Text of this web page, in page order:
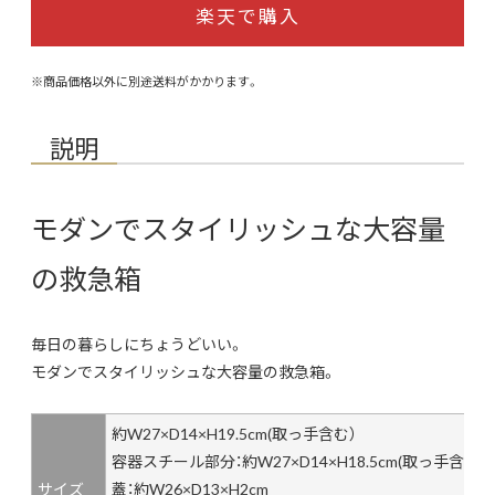
楽天で購入
※商品価格以外に別途送料がかかります。
説明
モダンでスタイリッシュな大容量
の救急箱
毎日の暮らしにちょうどいい。
モダンでスタイリッシュな大容量の救急箱。
サイズ
約W27×D14×H19.5cm(取っ手含む）
容器スチール部分：約W27×D14×H18.5cm(取っ手含む)
蓋：約W26×D13×H2cm